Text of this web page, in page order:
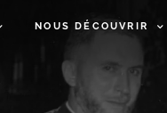
NOUS DÉCOUVRIR